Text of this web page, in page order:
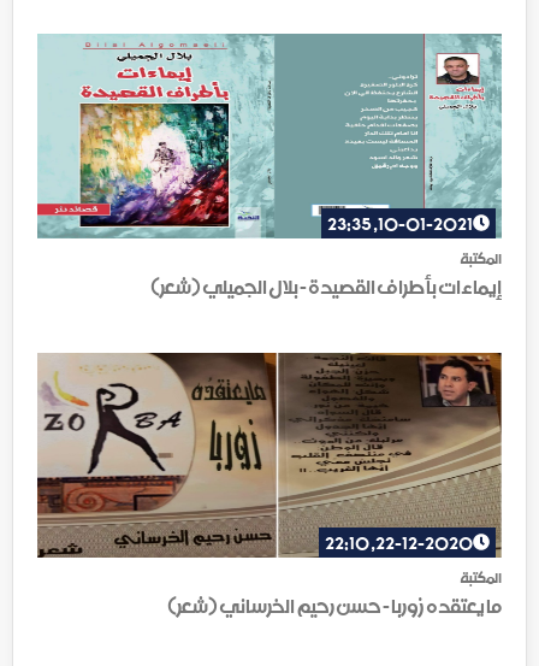
المكتبة
10-01-2021, 23:35
إيماءات بأطراف القصيدة - بلال الجميلي (شعر)
المكتبة
22-12-2020, 22:10
ما يعتقده زوربا - حسن رحيم الخرساني (شعر)